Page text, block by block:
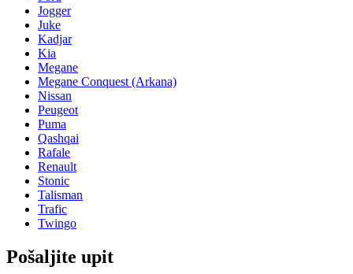
Jogger
Juke
Kadjar
Kia
Megane
Megane Conquest (Arkana)
Nissan
Peugeot
Puma
Qashqai
Rafale
Renault
Stonic
Talisman
Trafic
Twingo
Pošaljite upit